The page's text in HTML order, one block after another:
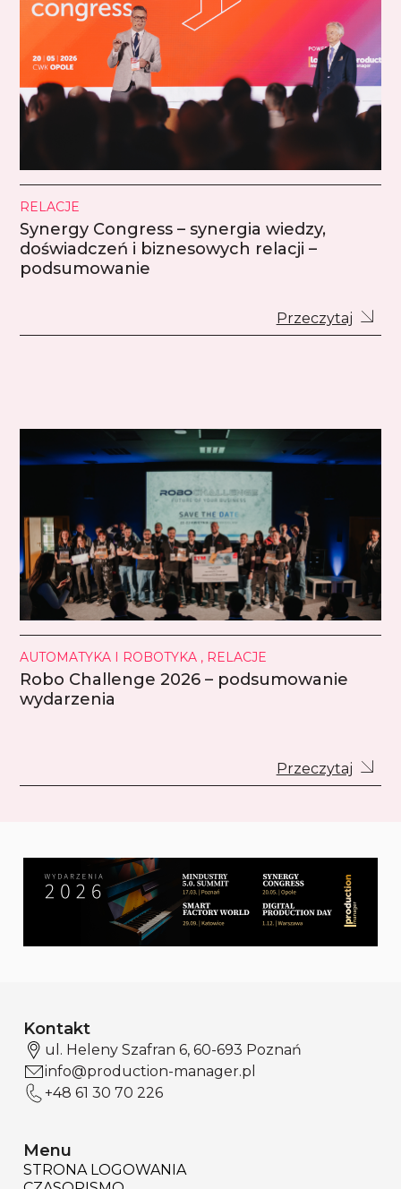
RELACJE
Synergy Congress – synergia wiedzy,
doświadczeń i biznesowych relacji –
podsumowanie
Przeczytaj
AUTOMATYKA I ROBOTYKA , RELACJE
Robo Challenge 2026 – podsumowanie
wydarzenia
Przeczytaj
Kontakt
ul. Heleny Szafran 6, 60-693 Poznań
info@production-manager.pl
+48 61 30 70 226
Menu
STRONA LOGOWANIA